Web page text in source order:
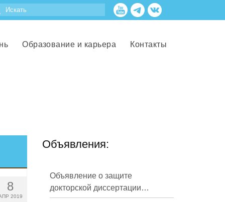
Образование и карьера Контакты
8
2019
Объявления:
Объявление о защите
докторской диссертации
Кузнецова Михаила